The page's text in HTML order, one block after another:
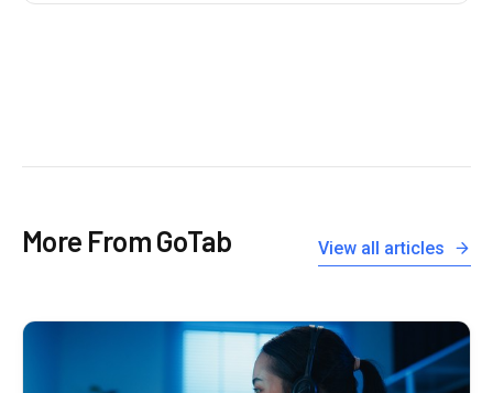
More From GoTab View all articles